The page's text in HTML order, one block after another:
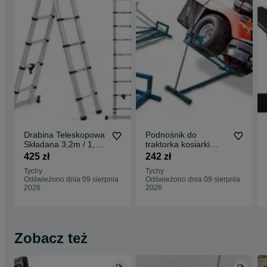
Udzielam gwarancji - 12 miesięcy.
SKŁADANIE ZAMÓWIENIA:
Zamówienie można składać przez :
- wiadomość z aukcji OLX (preferowana);
- SMS;
- telefonicznie.
Przy składaniu zamówienia proszę o następujące dane:
- adres do wysyłki;
- dane do faktury;
- nr telefonu dla kuriera;
- adres e-mail do przesłania faktury (dokumentu zakupu i podstawy
gwarancji) - faktury wysyłam wyłącznie elektronicznie.
Jeżeli wybiorą Państwo przedpłatę (dostawa kurierem) zwrotnie
wyślę dane do przelewu.
Drabina Teleskopowa
Składana 3,2m / 1,6
m MSW 2w1
Wolnostojąca
425 zł
Tychy
Odświeżono dnia 09 sierpnia
2026
Podnośnik do
traktorka kosiarki
quada -
PROMOCJA !
242 zł
Tychy
Odświeżono dnia 09 sierpnia
2026
Zobacz też